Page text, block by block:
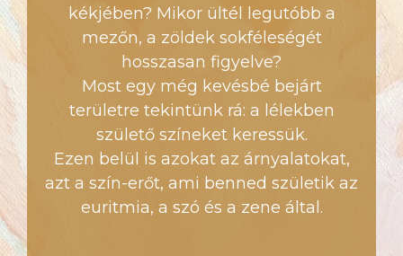
kékjében? Mikor ültél legutóbb a
mezőn, a zöldek sokféleségét
hosszasan figyelve?
Most egy még kevésbé bejárt
területre tekintünk rá: a lélekben
születő színeket keressük.
Ezen belül is azokat az árnyalatokat,
azt a szín-erőt, ami benned születik az
euritmia, a szó és a zene által.